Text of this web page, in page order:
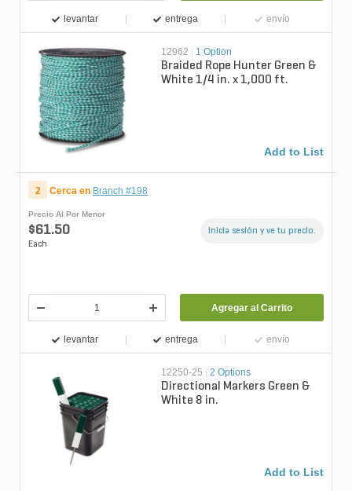
levantar entrega envío
12962 | 1 Option
Braided Rope Hunter Green &
White 1/4 in. x 1,000 ft.
Add to List
2 Cerca en Branch #198
Precio Al Por Menor
$61.50
Each
Inicia sesión y ve tu precio.
Agregar al Carrito
levantar entrega envío
12250-25 | 2 Options
Directional Markers Green &
White 8 in.
Add to List